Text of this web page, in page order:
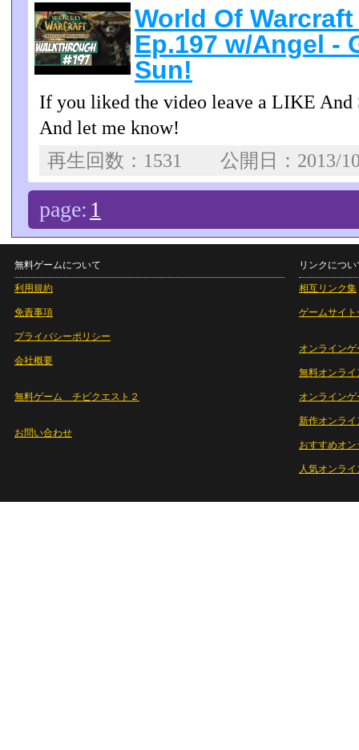
World Of
Ep.197 w/Angel -
Sun!
If you liked the video leave a LIKE
And let me know!
再生回数：1531 公開日：
page: 1
無料ゲームについて
利用規約
免責事項
プライバシーポリシー
会社概要
無料ゲーム チビクエスト２
お問い合わせ
リンクについ
相互リンク集
ゲームサイト
オンラインゲ
無料オンライ
オンライン
新作オンライ
おすすめオ
人気オンラ